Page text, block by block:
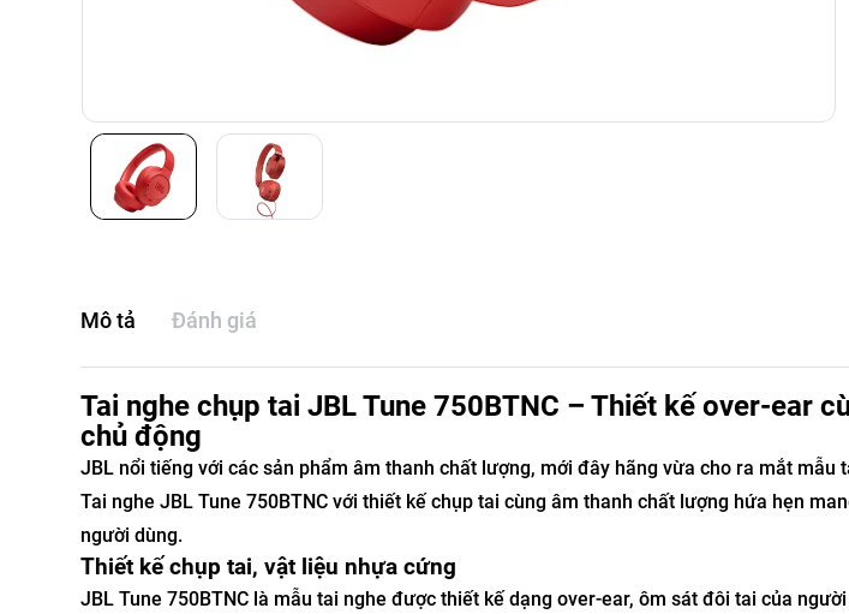
Mô tả Đánh giá
Tai nghe chụp tai JBL Tune 750BTNC – Thiết kế over-ear
chủ động
JBL nổi tiếng với các sản phẩm âm thanh chất lượng, mới đây hãng vừa cho ra mắt mẫu
Tai nghe JBL Tune 750BTNC với thiết kế chụp tai cùng âm thanh chất lượng hứa hẹn
người dùng.
Thiết kế chụp tai, vật liệu nhựa cứng
JBL Tune 750BTNC là mẫu tai nghe được thiết kế dạng over-ear, ôm sát đôi tai của